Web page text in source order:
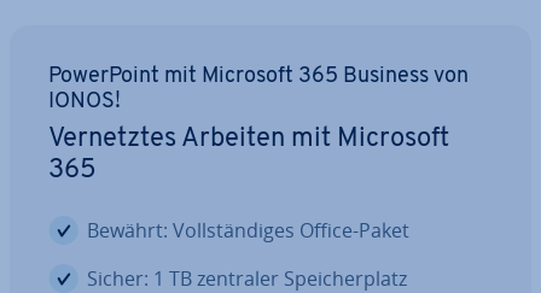
Power­Point mit Microsoft 365 Business von
IONOS!
Ver­netz­tes Arbeiten mit Microsoft
365
Bewährt: Voll­stän­di­ges Office-Paket
Sicher: 1 TB zentraler Spei­cher­platz